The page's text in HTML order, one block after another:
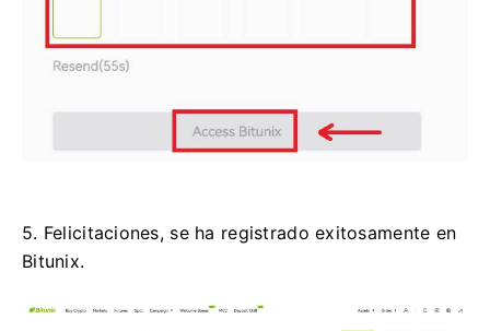
5. Felicitaciones, se ha registrado exitosamente en
Bitunix.